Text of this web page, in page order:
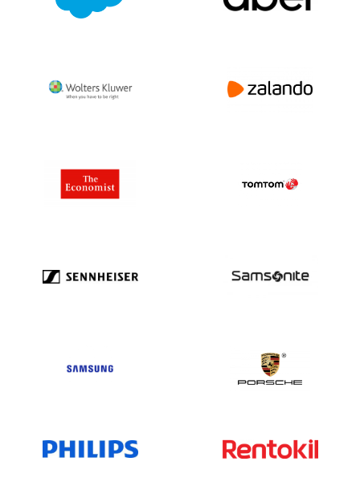
Tunesien 129.375
Turks & Caicos Is148
Ukraine 1.228.749
Vereinigte Arabische Emirate 364.425
Uruguay3.236
Jungferninseln UK8.498